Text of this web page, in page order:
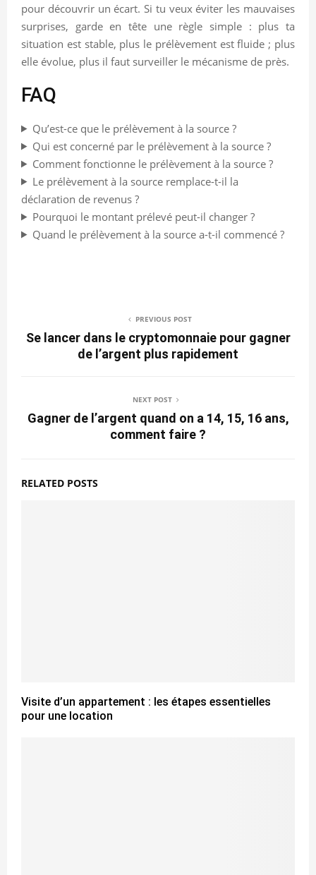
pour découvrir un écart. Si tu veux éviter les mauvaises
surprises, garde en tête une règle simple : plus ta
situation est stable, plus le prélèvement est fluide ; plus
elle évolue, plus il faut surveiller le mécanisme de près.
FAQ
Qu’est-ce que le prélèvement à la source ?
Qui est concerné par le prélèvement à la source ?
Comment fonctionne le prélèvement à la source ?
Le prélèvement à la source remplace-t-il la
déclaration de revenus ?
Pourquoi le montant prélevé peut-il changer ?
Quand le prélèvement à la source a-t-il commencé ?
PREVIOUS POST
Se lancer dans le cryptomonnaie pour gagner
de l’argent plus rapidement
NEXT POST
Gagner de l’argent quand on a 14, 15, 16 ans,
comment faire ?
RELATED POSTS
Visite d’un appartement : les étapes essentielles
pour une location